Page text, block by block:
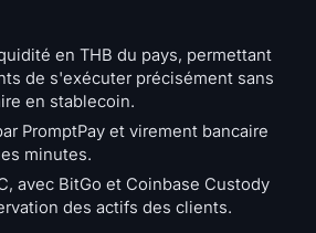
en THB du pays, permettant
de s'exécuter précisément sans
en stablecoin.
PromptPay et virement bancaire
minutes.
avec BitGo et Coinbase Custody
des actifs des clients.